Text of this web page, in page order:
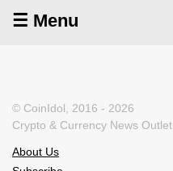
☰ Menu
© CoinIdol, 2016 - 2026
Crypto & Currency News Outlet
About Us